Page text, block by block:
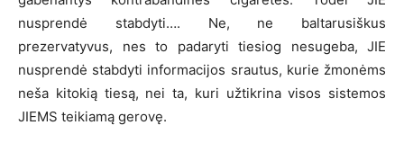
nusprendė stabdyti…. Ne, ne baltarusiškus
prezervatyvus, nes to padaryti tiesiog nesugeba, JIE
nusprendė stabdyti informacijos srautus, kurie žmonėms
neša kitokią tiesą, nei ta, kuri užtikrina visos sistemos
JIEMS teikiamą gerovę.